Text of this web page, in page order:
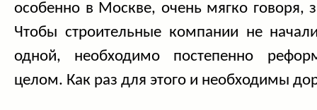
особенно в Москве, очень мягко говоря,
Чтобы строительные компании не
одной, необходимо постепенно
целом. Как раз для этого и необходимы